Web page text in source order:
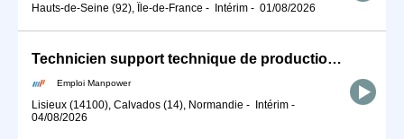
Hauts-de-Seine (92), Île-de-France - Intérim - 01/08/2026
Technicien support technique de production (H/F)
Emploi Manpower
Lisieux (14100), Calvados (14), Normandie - Intérim -
04/08/2026